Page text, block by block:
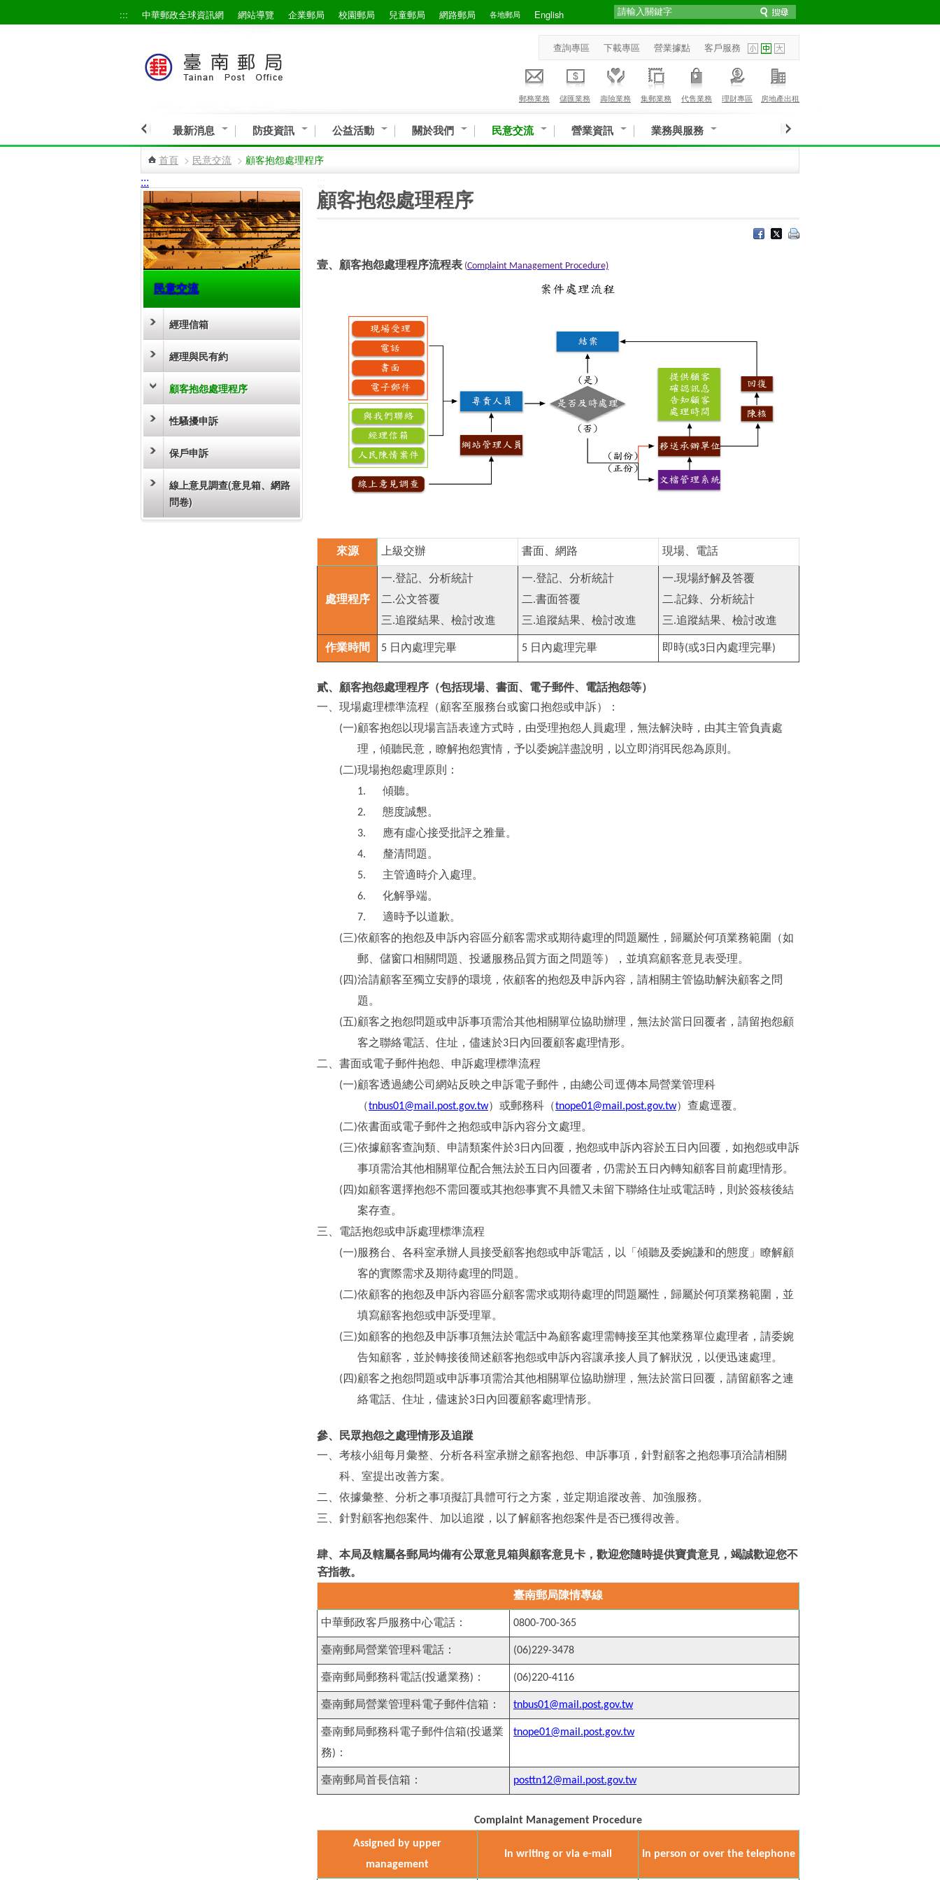
::: 中華郵政全球資訊網 網站導覽 企業郵局 校園郵局 兒童郵局 網路郵局 各地郵局 English
查詢專區 下載專區 營業據點 客戶服務
郵務業務 儲匯業務 壽險業務 集郵業務 代售業務 理財專區 房地產出租
最新消息 防疫資訊 公益活動 關於我們 民意交流 營業資訊 業務與服務
首頁 > 民意交流 > 顧客抱怨處理程序
:::
民意交流
經理信箱
經理與民有約
顧客抱怨處理程序
性騷擾申訴
保戶申訴
線上意見調查(意見箱、網路
問卷)
顧客抱怨處理程序
壹、顧客抱怨處理程序流程表 (Complaint Management Procedure)
來源 上級交辦 書面、網路 現場、電話
處理程序
一.登記、分析統計
二.公文答覆
三.追蹤結果、檢討改進
一.登記、分析統計
二.書面答覆
三.追蹤結果、檢討改進
一.現場紓解及答覆
二.記錄、分析統計
三.追蹤結果、檢討改進
作業時間 5 日內處理完畢 5 日內處理完畢 即時(或3日內處理完畢)
貳、顧客抱怨處理程序（包括現場、書面、電子郵件、電話抱怨等）
一、 現場處理標準流程（顧客至服務台或窗口抱怨或申訴）：
(一)顧客抱怨以現場言語表達方式時，由受理抱怨人員處理，無法解決時，由其主管負責處
理，傾聽民意，瞭解抱怨實情，予以委婉詳盡說明，以立即消弭民怨為原則。
(二)現場抱怨處理原則：
1.
傾聽。
2.
態度誠懇。
3.
應有虛心接受批評之雅量。
4.
釐清問題。
5.
主管適時介入處理。
6.
化解爭端。
7.
適時予以道歉。
(三)依顧客的抱怨及申訴內容區分顧客需求或期待處理的問題屬性，歸屬於何項業務範圍（如
郵、儲窗口相關問題、投遞服務品質方面之問題等），並填寫顧客意見表受理。
( 四)洽請顧客至獨立安靜的環境，依顧客的抱怨及申訴內容，請相關主管協助解決顧客之問
題。
(五)顧客之抱怨問題或申訴事項需洽其他相關單位協助辦理，無法於當日回覆者，請留抱怨顧
客之聯絡電話、住址，儘速於3日內回覆顧客處理情形。
二、 書面或電子郵件抱怨、申訴處理標準流程
(一)顧客透過總公司網站反映之申訴電子郵件，由總公司逕傳本局營業管理科
（tnbus01@mail.post.gov.tw）或郵務科（tnope01@mail.post.gov.tw）查處逕覆。
(二)依書面或電子郵件之抱怨或申訴內容分文處理。
(三)依據顧客查詢類、申請類案件於3日內回覆，抱怨或申訴內容於五日內回覆，如抱怨或申訴
事項需洽其他相關單位配合無法於五日內回覆者，仍需於五日內轉知顧客目前處理情形。
( 四)如顧客選擇抱怨不需回覆或其抱怨事實不具體又未留下聯絡住址或電話時，則於簽核後結
案存查。
三、 電話抱怨或申訴處理標準流程
(一)服務台、各科室承辦人員接受顧客抱怨或申訴電話，以「傾聽及委婉謙和的態度」瞭解顧
客的實際需求及期待處理的問題。
(二)依顧客的抱怨及申訴內容區分顧客需求或期待處理的問題屬性，歸屬於何項業務範圍，並
填寫顧客抱怨或申訴受理單。
(三)如顧客的抱怨及申訴事項無法於電話中為顧客處理需轉接至其他業務單位處理者，請委婉
告知顧客，並於轉接後簡述顧客抱怨或申訴內容讓承接人員了解狀況，以便迅速處理。
( 四)顧客之抱怨問題或申訴事項需洽其他相關單位協助辦理，無法於當日回覆，請留顧客之連
絡電話、住址，儘速於3日內回覆顧客處理情形。
參、民眾抱怨之處理情形及追蹤
一、 考核小組每月彙整、分析各科室承辦之顧客抱怨、申訴事項，針對顧客之抱怨事項洽請相關
科、室提出改善方案。
二、 依據彙整、分析之事項擬訂具體可行之方案，並定期追蹤改善、加強服務。
三、 針對顧客抱怨案件、加以追蹤，以了解顧客抱怨案件是否已獲得改善。
肆、本局及轄屬各郵局均備有公眾意見箱與顧客意見卡，歡迎您隨時提供寶貴意見，竭誠歡迎您不
吝指教。
臺南郵局陳情專線
中華郵政客戶服務中心電話： 0800-700-365
臺南郵局營業管理科電話： (06)229-3478
臺南郵局郵務科電話(投遞業務)： (06)220-4116
臺南郵局營業管理科電子郵件信箱： tnbus01@mail.post.gov.tw
臺南郵局郵務科電子郵件信箱(投遞業
務) ：
tnope01@mail.post.gov.tw
臺南郵局首長信箱： posttn12@mail.post.gov.tw
Complaint Management Procedure
Assigned by upper
management
In writing or via e-mail In person or over the telephone